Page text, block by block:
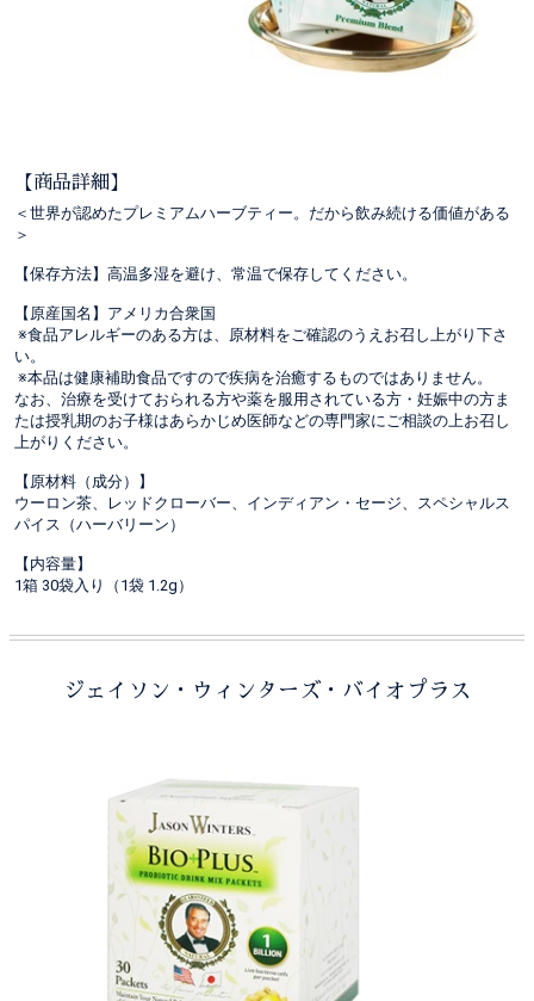
【商品詳細】
＜世界が認めたプレミアムハーブティー。だから飲み続ける価値がある
＞
【保存方法】高温多湿を避け、常温で保存してください。
【原産国名】アメリカ合衆国
※食品アレルギーのある方は、原材料をご確認のうえお召し上がり下さ
い。
※本品は健康補助食品ですので疾病を治癒するものではありません。
なお、治療を受けておられる方や薬を服用されている方・妊娠中の方ま
たは授乳期のお子様はあらかじめ医師などの専門家にご相談の上お召し
上がりください。
【原材料（成分）】
ウーロン茶、レッドクローバー、インディアン・セージ、スペシャルス
パイス（ハーバリーン）
【内容量】
1箱 30袋入り（1袋 1.2g）
ジェイソン・ウィンターズ・バイオプラス